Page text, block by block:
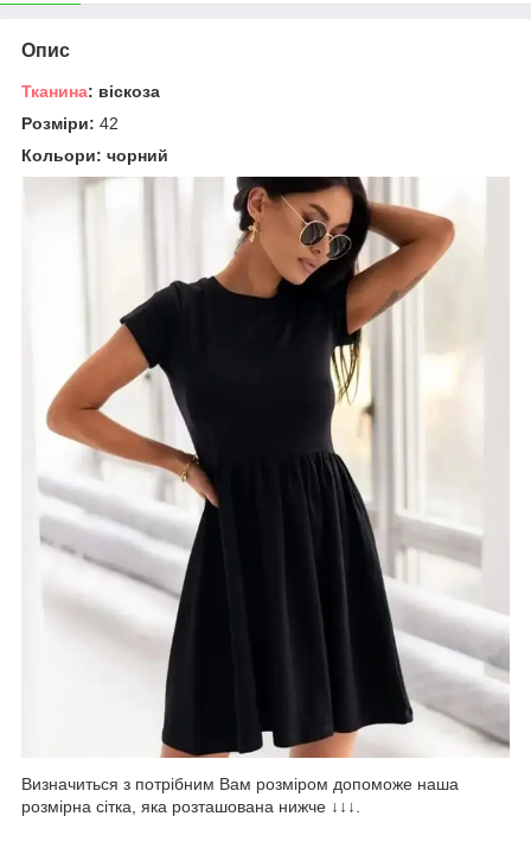
Опис
Тканина: віскоза
Розміри: 42
Кольори: чорний
Визначиться з потрібним Вам розміром допоможе наша
розмірна сітка, яка розташована нижче ↓↓↓.